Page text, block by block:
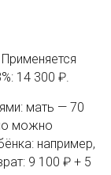
14 300 ₽.
мать — 70
можно
например,
9 100 ₽ + 5